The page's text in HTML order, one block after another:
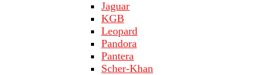
Jaguar
KGB
Leopard
Pandora
Pantera
Scher-Khan